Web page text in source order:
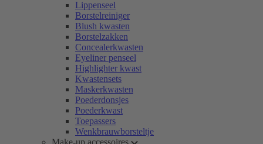
Lippenseel
Borstelreiniger
Blush kwasten
Borstelzakken
Concealerkwasten
Eyeliner penseel
Highlighter kwast
Kwastensets
Maskerkwasten
Poederdonsjes
Poederkwast
Toepassers
Wenkbrauwborsteltje
Make-up accessoires